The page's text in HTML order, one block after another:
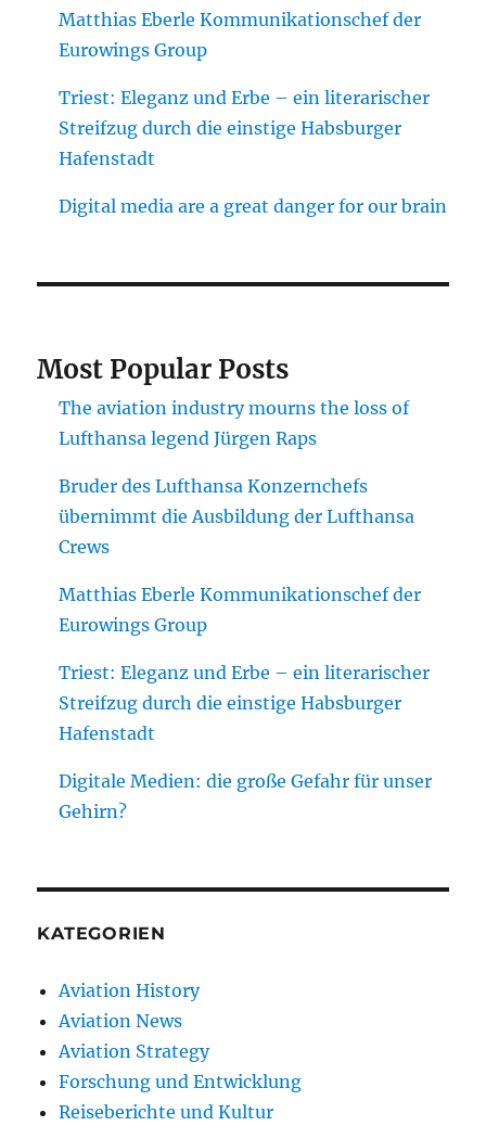
Matthias Eberle Kommunikationschef der
Eurowings Group
Triest: Eleganz und Erbe – ein literarischer
Streifzug durch die einstige Habsburger
Hafenstadt
Digital media are a great danger for our brain
Most Popular Posts
The aviation industry mourns the loss of
Lufthansa legend Jürgen Raps
Bruder des Lufthansa Konzernchefs
übernimmt die Ausbildung der Lufthansa
Crews
Matthias Eberle Kommunikationschef der
Eurowings Group
Triest: Eleganz und Erbe – ein literarischer
Streifzug durch die einstige Habsburger
Hafenstadt
Digitale Medien: die große Gefahr für unser
Gehirn?
KATEGORIEN
Aviation History
Aviation News
Aviation Strategy
Forschung und Entwicklung
Reiseberichte und Kultur